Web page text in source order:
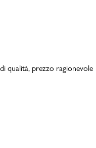
qualità, prezzo ragionevole